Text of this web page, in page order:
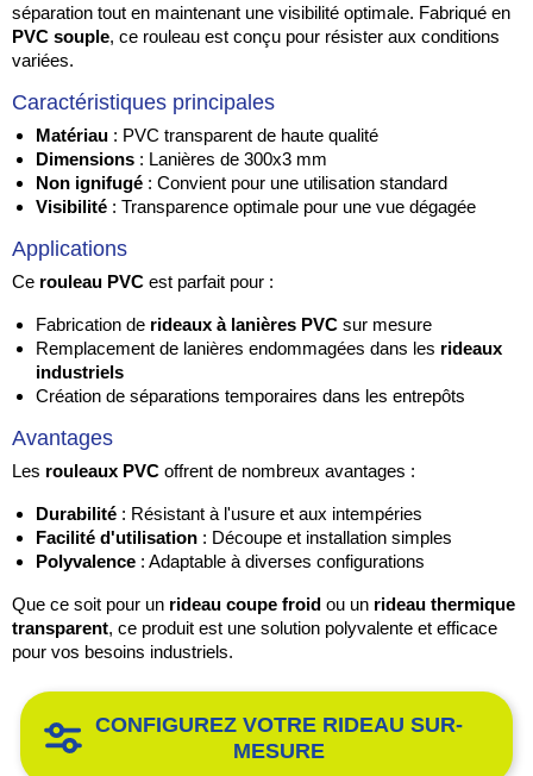
séparation tout en maintenant une visibilité optimale. Fabriqué en
PVC souple, ce rouleau est conçu pour résister aux conditions
variées.
Caractéristiques principales
Matériau : PVC transparent de haute qualité
Dimensions : Lanières de 300x3 mm
Non ignifugé : Convient pour une utilisation standard
Visibilité : Transparence optimale pour une vue dégagée
Applications
Ce rouleau PVC est parfait pour :
Fabrication de rideaux à lanières PVC sur mesure
Remplacement de lanières endommagées dans les rideaux
industriels
Création de séparations temporaires dans les entrepôts
Avantages
Les rouleaux PVC offrent de nombreux avantages :
Durabilité : Résistant à l'usure et aux intempéries
Facilité d'utilisation : Découpe et installation simples
Polyvalence : Adaptable à diverses configurations
Que ce soit pour un rideau coupe froid ou un rideau thermique
transparent, ce produit est une solution polyvalente et efficace
pour vos besoins industriels.
CONFIGUREZ VOTRE RIDEAU SUR-
MESURE